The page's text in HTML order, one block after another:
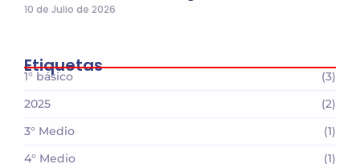
10 de Julio de 2026
Etiquetas
1° básico
(3)
2025
(2)
3° Medio
(1)
4° Medio
(1)